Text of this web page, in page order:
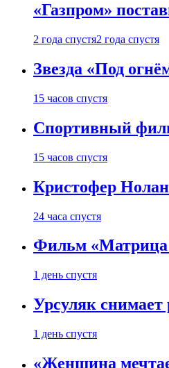
«Газпром»
2 года спустя2 года спустя
Звезда «Под
15 часов спустя
Спортивный
15 часов спустя
Кристофер
24 часа спустя
Фильм «Матрица
1 день спустя
Урсуляк
1 день спустя
«Женщина